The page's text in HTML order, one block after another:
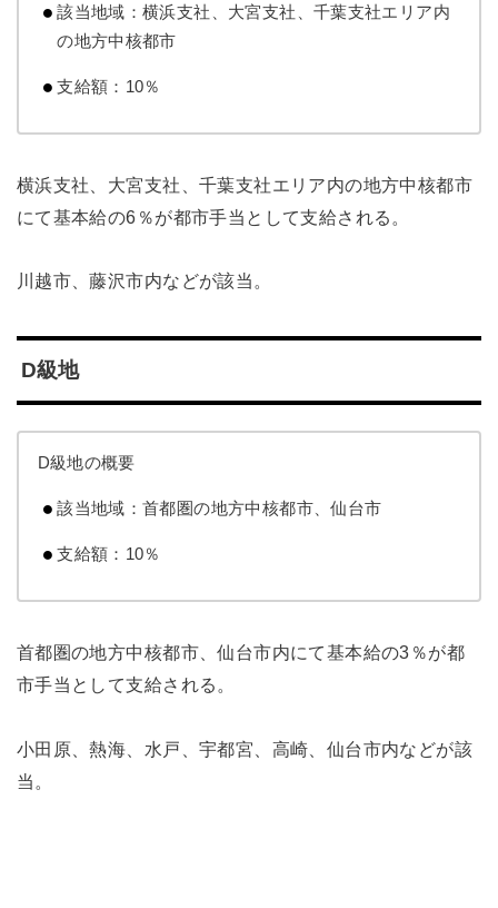
該当地域：横浜支社、大宮支社、千葉支社エリア内
の地方中核都市
支給額：10％
横浜支社、大宮支社、千葉支社エリア内の地方中核都市
にて基本給の6％が都市手当として支給される。
川越市、藤沢市内などが該当。
D級地
D級地の概要
該当地域：首都圏の地方中核都市、仙台市
支給額：10％
首都圏の地方中核都市、仙台市内にて基本給の3％が都
市手当として支給される。
小田原、熱海、水戸、宇都宮、高崎、仙台市内などが該
当。